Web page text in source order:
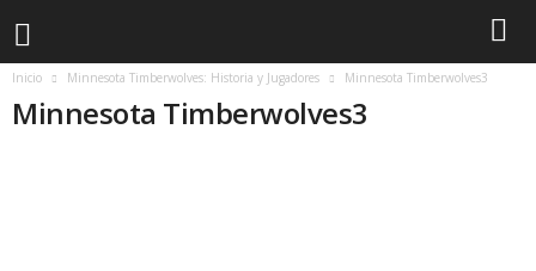
Inicio Minnesota Timberwolves: Historia y Jugadores Minnesota Timberwolves3
Minnesota Timberwolves3